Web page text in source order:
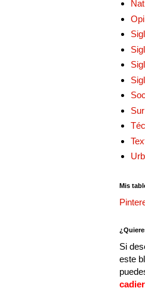
Mis
Si
este